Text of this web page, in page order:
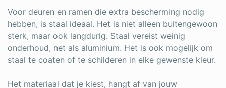
Voor deuren en ramen die extra bescherming nodig
hebben, is staal ideaal. Het is niet alleen buitengewoon
sterk, maar ook langdurig. Staal vereist weinig
onderhoud, net als aluminium. Het is ook mogelijk om
staal te coaten of te schilderen in elke gewenste kleur.
Het materiaal dat je kiest, hangt af van jouw